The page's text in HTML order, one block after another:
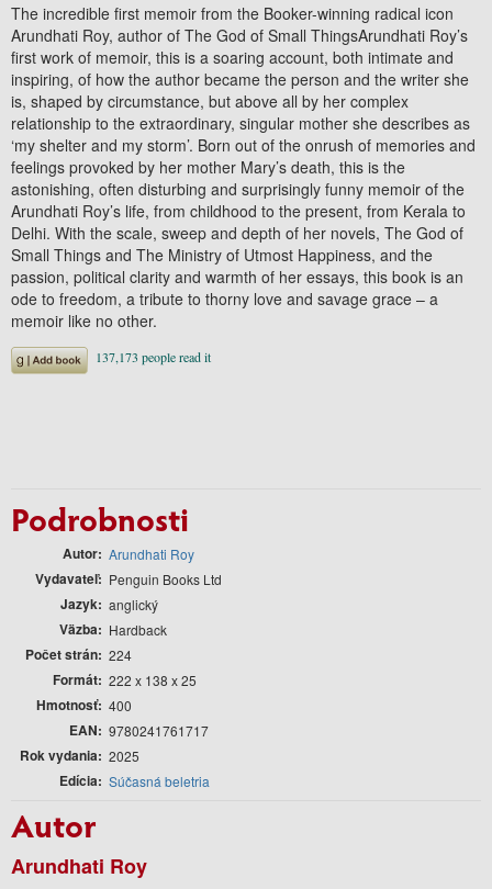
The incredible first memoir from the Booker-winning radical icon
Arundhati Roy, author of The God of Small ThingsArundhati Roy’s
first work of memoir, this is a soaring account, both intimate and
inspiring, of how the author became the person and the writer she
is, shaped by circumstance, but above all by her complex
relationship to the extraordinary, singular mother she describes as
‘my shelter and my storm’. Born out of the onrush of memories and
feelings provoked by her mother Mary’s death, this is the
astonishing, often disturbing and surprisingly funny memoir of the
Arundhati Roy’s life, from childhood to the present, from Kerala to
Delhi. With the scale, sweep and depth of her novels, The God of
Small Things and The Ministry of Utmost Happiness, and the
passion, political clarity and warmth of her essays, this book is an
ode to freedom, a tribute to thorny love and savage grace – a
memoir like no other.
Podrobnosti
Autor Arundhati Roy
Vydavateľ Penguin Books Ltd
Jazyk anglický
Väzba Hardback
Počet strán 224
Formát 222 x 138 x 25
Hmotnosť 400
EAN 9780241761717
Rok vydania 2025
Edícia Súčasná beletria
Autor
Arundhati Roy